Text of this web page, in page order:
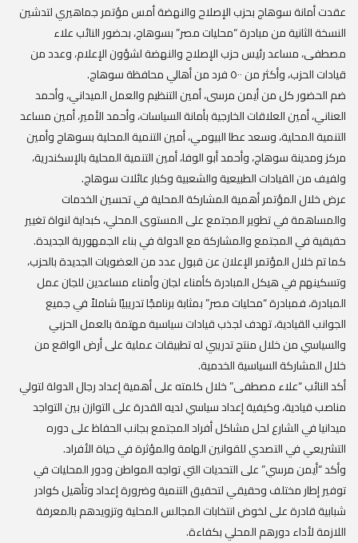
عقدت أمانة سوهاج بحزب الإصلاح والنهضة أمس مؤتمر جماهيري لتدشين
النسخة الثانية من مبادرة “محليات مصر” بسوهاج، بحضور النائب علاء
مصطفى، مساعد رئيس حزب الإصلاح والنهضة لشؤون الإعلام، وعدد من
قيادات الحزب، وأكثر من ٥٠٠ فرد من أهالي محافظة سوهاج.
ضم الحضور كل من أيمن مرسى، أمين التنظيم والعمل الميداني، وأحمد
العناني، أمين العلاقات الخارجية بأمانة السياسات، وأحمد الأمير، أمين مساعد
التنمية المحلية، وسعد عطا البيومي، أمين التنمية المحلية بسوهاج وأمين
مركز ومدينة سوهاج، وأحمد أبو الوفا، أمين التنمية المحلية بالإسكندرية،
ولفيف من القيادات الطبيعية والشعبية وكبار عائلات سوهاج.
عرض خلال المؤتمر أهمية المشاركة المحلية في تحسين الخدمات
والمساهمة في تطوير المجتمع على المستوى المحلي، كبداية لنواة تغيير
حقيقية في المجتمع والمشاركة مع الدولة في بناء الجمهورية الجديدة.
كما تم خلال المؤتمر الإعلان عن قبول عدد من العضويات الجديدة بالحزب،
وتسكينهم في هيكل المبادرة كأمناء لجان وأمناء مساعدين للجان عمل
المبادرة، فمبادرة “محليات مصر” بمثابة برنامجًا تدريبيًا شاملاً في جميع
الجوانب القيادية، تهدف لجذب قيادات سياسية مهتمة بالعمل الحزبي
والسياسي من خلال منتج تدريبي له تطبيقات عملية على أرض الواقع من
خلال المشاركة السياسية الخدمية.
أكد النائب “علاء مصطفى” خلال كلمته على أهمية إعداد رجال الدولة لتولي
مناصب قيادية، وكيفية إعداد سياسي لديه القدرة على التوازن بين التواجد
ميدانيا في الشارع لحل مشاكل أفراد المجتمع بجانب الحفاظ على دوره
التشريعي في التصدي للقوانين الهامة والمؤثرة في حياة الأفراد.
وأكد “أيمن مرسي” على التحديات التي تواجه المواطن ودور المحليات في
توفير إطار مختلف وحقيقي لتحقيق التنمية وضرورة إعداد وتأهيل كوادر
شبابية قادرة على لخوض انتخابات المجالس المحلية وتزويدهم بالمعرفة
اللازمة لأداء دورهم المحلي بكفاءة.